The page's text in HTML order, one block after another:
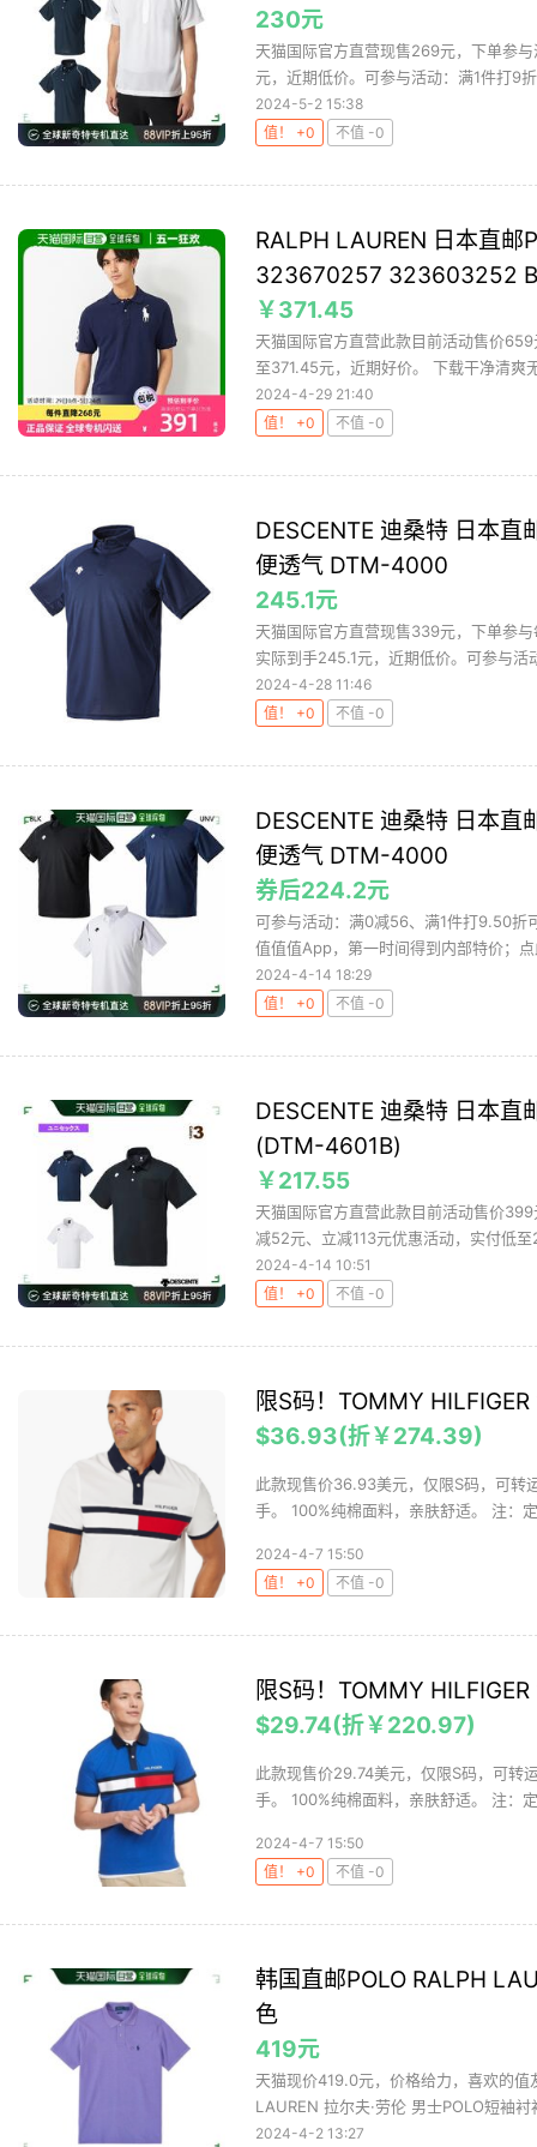
230元
天猫国际官方直营现售269元，下单参
元，近期低价。可参与活动：满1件打9
2024-5-2 15:38
值！ +0
不值 -0
RALPH LAUREN 日本直
323670257 323603252
￥371.45
天猫国际官方直营此款目前活动售价
至371.45元，近期好价。 下载干净清爽
2024-4-29 21:40
值！ +0
不值 -0
DESCENTE 迪桑特 日本
便透气 DTM-4000
245.1元
天猫国际官方直营现售339元，下单参
实际到手245.1元，近期低价。可参与活
2024-4-28 11:46
值！ +0
不值 -0
DESCENTE 迪桑特 日本
便透气 DTM-4000
券后224.2元
可参与活动：满0减56、满1件打9.50折
值值值App，第一时间得到内部特价；
2024-4-14 18:29
值！ +0
不值 -0
DESCENTE 迪桑特 日本
(DTM-4601B)
￥217.55
天猫国际官方直营此款目前活动售价
减52元、立减113元优惠活动，实付低
2024-4-14 10:51
值！ +0
不值 -0
限S码！TOMMY
$36.93(折￥274.39)
此款现售价36.93美元，仅限S码，可转
手。 100%纯棉面料，亲肤舒适。 注：
2024-4-7 15:50
值！ +0
不值 -0
限S码！TOMMY
$29.74(折￥220.97)
此款现售价29.74美元，仅限S码，可转
手。 100%纯棉面料，亲肤舒适。 注：
2024-4-7 15:50
值！ +0
不值 -0
韩国直邮POLO RALPH
色
419元
天猫现价419.0元，价格给力，喜欢的
LAUREN 拉尔夫·劳伦 男士POLO短袖衬
2024-4-2 13:27